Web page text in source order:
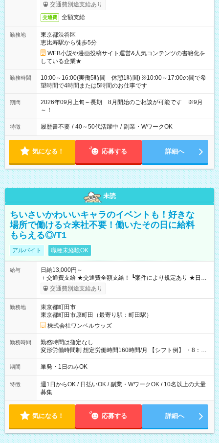
交通費別途支給あり
交通費 全額支給
勤務地
東京都渋谷区
恵比寿駅から徒歩5分
WEB小説や漫画投稿サイト運営&人気コンテンツの書籍化を
している企業★
勤務時間
10:00～16:00(実働5時間 休憩1時間) ※10:00～17:00の間で希
望時間で4時間または5時間のお仕事です
期間
2026年09月上旬～長期 8月開始のご相談が可能です ※9月
～！
特徴 履歴書不要 / 40～50代活躍中 / 副業・WワークOK
気になる！ 応募する 詳細へ
未読
ちいさいかわいいキャラのイベントも！好きな
場所で働ける☆来社不要！働いたその日に給料
もらえる◎/T1
アルバイト 職種未経験OK
給与
日給13,000円～
＋交通費支給 ★交通費全額支給！ ┗案件により規定あり ★日払
いOK！（規定あり） ┗働いたその日に現金GET♪ お仕事後はコ
ンビニATMから 日払い分を引き落とせます！ 【試用期間】試
交通費別途支給あり
勤務地
東京都町田市
東京都町田市原町田（最寄り駅：町田駅）
株式会社ワンベルウッズ
勤務時間
勤務時間は指定なし
変形労働時間制 想定労働時間160時間/月 【シフト例】 ・8：00
～21：00
期間 単発・1日のみOK
特徴
週1日からOK / 日払いOK / 副業・WワークOK / 10名以上の大量
募集
気になる！ 応募する 詳細へ